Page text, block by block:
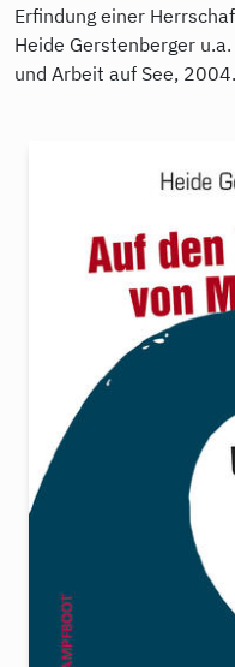
Erfindung einer
Heide Gerstenberger
und Arbeit auf See, 2004.